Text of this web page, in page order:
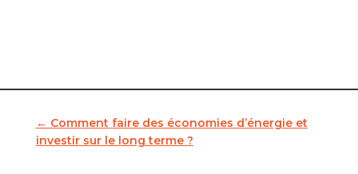
← Comment faire des économies d’énergie et
investir sur le long terme ?